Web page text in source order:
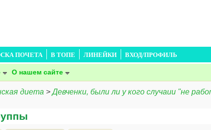
ПОЧЕТА В ТОПЕ ЛИНЕЙКИ ВХОД/ПРОФИЛЬ
О нашем сайте
диета >Девченки, были ли у кого случаии "не